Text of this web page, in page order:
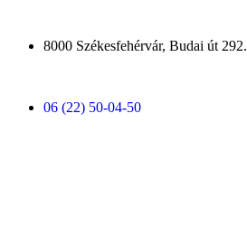
8000 Székesfehérvár, Budai út 292.
06 (22) 50-04-50